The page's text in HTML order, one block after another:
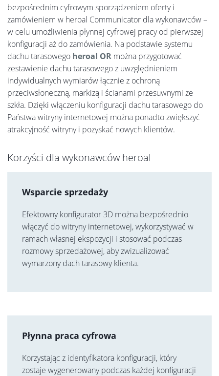
bezpośrednim cyfrowym sporządzeniem oferty i
zamówieniem w heroal Communicator dla wykonawców –
w celu umożliwienia płynnej cyfrowej pracy od pierwszej
konfiguracji aż do zamówienia. Na podstawie systemu
dachu tarasowego heroal OR można przygotować
zestawienie dachu tarasowego z uwzględnieniem
indywidualnych wymiarów łącznie z ochroną
przeciwsłoneczną, markizą i ścianami przesuwnymi ze
szkła. Dzięki włączeniu konfiguracji dachu tarasowego do
Państwa witryny internetowej można ponadto zwiększyć
atrakcyjność witryny i pozyskać nowych klientów.
Korzyści dla wykonawców heroal
Wsparcie sprzedaży
Efektowny konfigurator 3D można bezpośrednio
włączyć do witryny internetowej, wykorzystywać w
ramach własnej ekspozycji i stosować podczas
rozmowy sprzedażowej, aby zwizualizować
wymarzony dach tarasowy klienta.
Płynna praca cyfrowa
Korzystając z identyfikatora konfiguracji, który
zostaje wygenerowany podczas każdej konfiguracji